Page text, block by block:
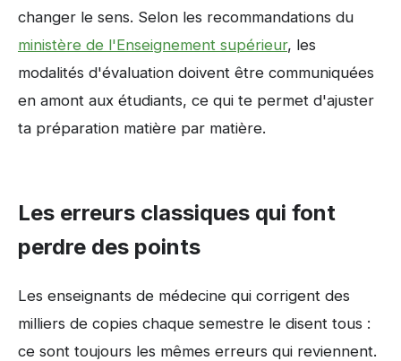
changer le sens. Selon les recommandations du
ministère de l'Enseignement supérieur, les
modalités d'évaluation doivent être communiquées
en amont aux étudiants, ce qui te permet d'ajuster
ta préparation matière par matière.
Les erreurs classiques qui font
perdre des points
Les enseignants de médecine qui corrigent des
milliers de copies chaque semestre le disent tous :
ce sont toujours les mêmes erreurs qui reviennent.